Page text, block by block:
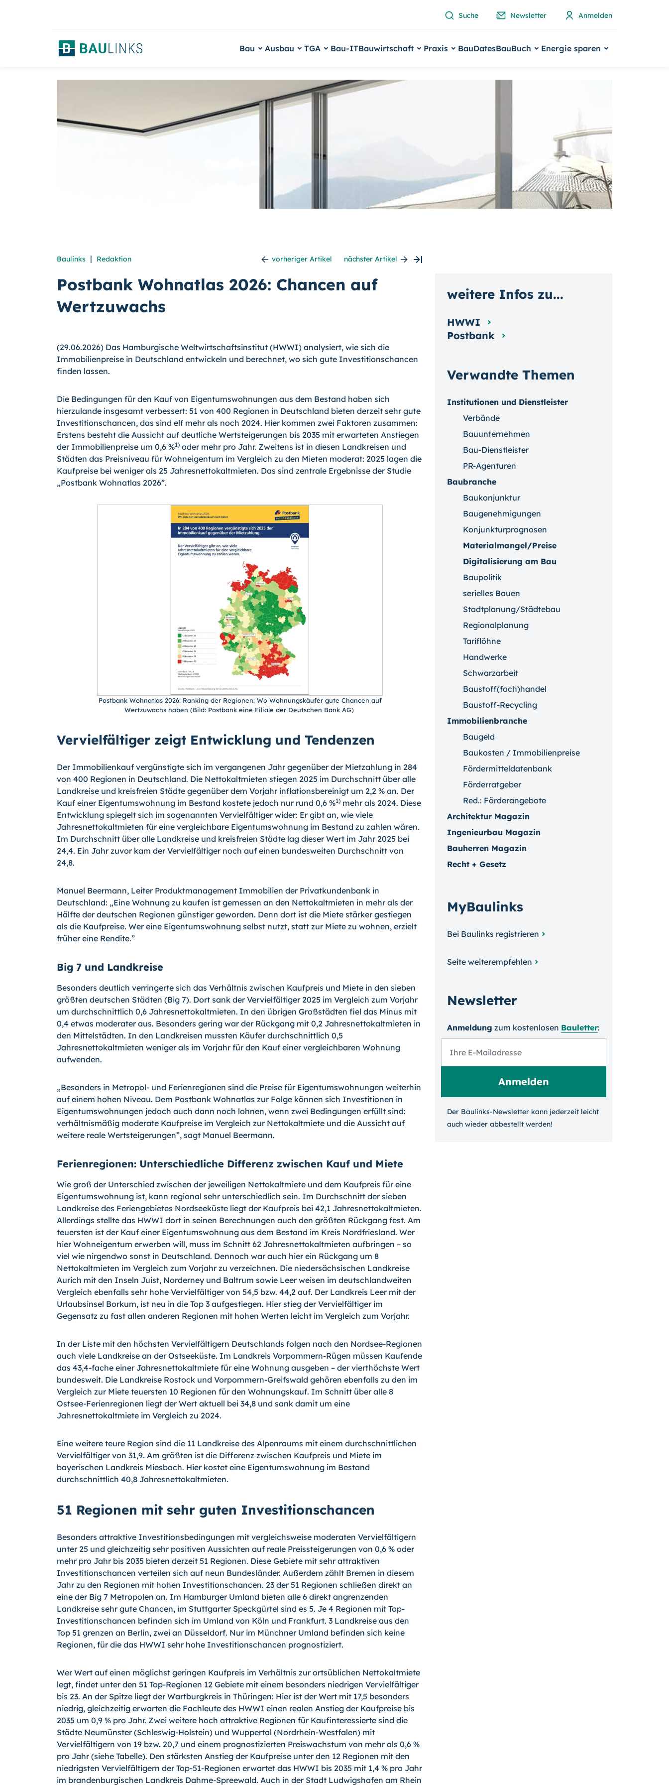
Suche Newsletter Anmelden
Bau Ausbau TGA Bau-ITBauwirtschaft Praxis BauDatesBauBuch Energie sparen
Baulinks | Redaktion vorheriger Artikel nächster Artikel
Postbank Wohnatlas 2026: Chancen auf
Wertzuwachs
(29.06.2026) Das Hamburgische Weltwirtschaftsinstitut (HWWI) analysiert, wie sich die
Immobilienpreise in Deutschland entwickeln und berechnet, wo sich gute Investitionschancen
finden lassen.
Die Bedingungen für den Kauf von Eigentumswohnungen aus dem Bestand haben sich
hierzulande insgesamt verbessert: 51 von 400 Regionen in Deutschland bieten derzeit sehr gute
Investitionschancen, das sind elf mehr als noch 2024. Hier kommen zwei Faktoren zusammen:
Erstens besteht die Aussicht auf deutliche Wertsteigerungen bis 2035 mit erwarteten Anstiegen
der Immobilienpreise um 0,6 %1) oder mehr pro Jahr. Zweitens ist in diesen Landkreisen und
Städten das Preisniveau für Wohneigentum im Vergleich zu den Mieten moderat: 2025 lagen die
Kaufpreise bei weniger als 25 Jahresnettokaltmieten. Das sind zentrale Ergebnisse der Studie
„Postbank Wohnatlas 2026”.
Postbank Wohnatlas 2026: Ranking der Regionen: Wo Wohnungskäufer gute Chancen auf
Wertzuwachs haben (Bild: Postbank eine Filiale der Deutschen Bank AG)
Vervielfältiger zeigt Entwicklung und Tendenzen
Der Immobilienkauf vergünstigte sich im vergangenen Jahr gegenüber der Mietzahlung in 284
von 400 Regionen in Deutschland. Die Nettokaltmieten stiegen 2025 im Durchschnitt über alle
Landkreise und kreisfreien Städte gegenüber dem Vorjahr inflationsbereinigt um 2,2 % an. Der
Kauf einer Eigentumswohnung im Bestand kostete jedoch nur rund 0,6 %1) mehr als 2024. Diese
Entwicklung spiegelt sich im sogenannten Vervielfältiger wider: Er gibt an, wie viele
Jahresnettokaltmieten für eine vergleichbare Eigentumswohnung im Bestand zu zahlen wären.
Im Durchschnitt über alle Landkreise und kreisfreien Städte lag dieser Wert im Jahr 2025 bei
24,4. Ein Jahr zuvor kam der Vervielfältiger noch auf einen bundesweiten Durchschnitt von
24,8.
Manuel Beermann, Leiter Produktmanagement Immobilien der Privatkundenbank in
Deutschland: „Eine Wohnung zu kaufen ist gemessen an den Nettokaltmieten in mehr als der
Hälfte der deutschen Regionen günstiger geworden. Denn dort ist die Miete stärker gestiegen
als die Kaufpreise. Wer eine Eigentumswohnung selbst nutzt, statt zur Miete zu wohnen, erzielt
früher eine Rendite.”
Big 7 und Landkreise
Besonders deutlich verringerte sich das Verhältnis zwischen Kaufpreis und Miete in den sieben
größten deutschen Städten (Big 7). Dort sank der Vervielfältiger 2025 im Vergleich zum Vorjahr
um durchschnittlich 0,6 Jahresnettokaltmieten. In den übrigen Großstädten fiel das Minus mit
0,4 etwas moderater aus. Besonders gering war der Rückgang mit 0,2 Jahresnettokaltmieten in
den Mittelstädten. In den Landkreisen mussten Käufer durchschnittlich 0,5
Jahresnettokaltmieten weniger als im Vorjahr für den Kauf einer vergleichbaren Wohnung
aufwenden.
„Besonders in Metropol- und Ferienregionen sind die Preise für Eigentumswohnungen weiterhin
auf einem hohen Niveau. Dem Postbank Wohnatlas zur Folge können sich Investitionen in
Eigentumswohnungen jedoch auch dann noch lohnen, wenn zwei Bedingungen erfüllt sind:
verhältnismäßig moderate Kaufpreise im Vergleich zur Nettokaltmiete und die Aussicht auf
weitere reale Wertsteigerungen”, sagt Manuel Beermann.
Ferienregionen: Unterschiedliche Differenz zwischen Kauf und Miete
Wie groß der Unterschied zwischen der jeweiligen Nettokaltmiete und dem Kaufpreis für eine
Eigentumswohnung ist, kann regional sehr unterschiedlich sein. Im Durchschnitt der sieben
Landkreise des Feriengebietes Nordseeküste liegt der Kaufpreis bei 42,1 Jahresnettokaltmieten.
Allerdings stellte das HWWI dort in seinen Berechnungen auch den größten Rückgang fest. Am
teuersten ist der Kauf einer Eigentumswohnung aus dem Bestand im Kreis Nordfriesland. Wer
hier Wohneigentum erwerben will, muss im Schnitt 62 Jahresnettokaltmieten aufbringen – so
viel wie nirgendwo sonst in Deutschland. Dennoch war auch hier ein Rückgang um 8
Nettokaltmieten im Vergleich zum Vorjahr zu verzeichnen. Die niedersächsischen Landkreise
Aurich mit den Inseln Juist, Norderney und Baltrum sowie Leer weisen im deutschlandweiten
Vergleich ebenfalls sehr hohe Vervielfältiger von 54,5 bzw. 44,2 auf. Der Landkreis Leer mit der
Urlaubsinsel Borkum, ist neu in die Top 3 aufgestiegen. Hier stieg der Vervielfältiger im
Gegensatz zu fast allen anderen Regionen mit hohen Werten leicht im Vergleich zum Vorjahr.
In der Liste mit den höchsten Vervielfältigern Deutschlands folgen nach den Nordsee-Regionen
auch viele Landkreise an der Ostseeküste. Im Landkreis Vorpommern-Rügen müssen Kaufende
das 43,4-fache einer Jahresnettokaltmiete für eine Wohnung ausgeben – der vierthöchste Wert
bundesweit. Die Landkreise Rostock und Vorpommern-Greifswald gehören ebenfalls zu den im
Vergleich zur Miete teuersten 10 Regionen für den Wohnungskauf. Im Schnitt über alle 8
Ostsee-Ferienregionen liegt der Wert aktuell bei 34,8 und sank damit um eine
Jahresnettokaltmiete im Vergleich zu 2024.
Eine weitere teure Region sind die 11 Landkreise des Alpenraums mit einem durchschnittlichen
Vervielfältiger von 31,9. Am größten ist die Differenz zwischen Kaufpreis und Miete im
bayerischen Landkreis Miesbach. Hier kostet eine Eigentumswohnung im Bestand
durchschnittlich 40,8 Jahresnettokaltmieten.
51 Regionen mit sehr guten Investitionschancen
Besonders attraktive Investitionsbedingungen mit vergleichsweise moderaten Vervielfältigern
unter 25 und gleichzeitig sehr positiven Aussichten auf reale Preissteigerungen von 0,6 % oder
mehr pro Jahr bis 2035 bieten derzeit 51 Regionen. Diese Gebiete mit sehr attraktiven
Investitionschancen verteilen sich auf neun Bundesländer. Außerdem zählt Bremen in diesem
Jahr zu den Regionen mit hohen Investitionschancen. 23 der 51 Regionen schließen direkt an
eine der Big 7 Metropolen an. Im Hamburger Umland bieten alle 6 direkt angrenzenden
Landkreise sehr gute Chancen, im Stuttgarter Speckgürtel sind es 5. Je 4 Regionen mit Top-
Investitionschancen befinden sich im Umland von Köln und Frankfurt. 3 Landkreise aus den
Top 51 grenzen an Berlin, zwei an Düsseldorf. Nur im Münchner Umland befinden sich keine
Regionen, für die das HWWI sehr hohe Investitionschancen prognostiziert.
Wer Wert auf einen möglichst geringen Kaufpreis im Verhältnis zur ortsüblichen Nettokaltmiete
legt, findet unter den 51 Top-Regionen 12 Gebiete mit einem besonders niedrigen Vervielfältiger
bis 23. An der Spitze liegt der Wartburgkreis in Thüringen: Hier ist der Wert mit 17,5 besonders
niedrig, gleichzeitig erwarten die Fachleute des HWWI einen realen Anstieg der Kaufpreise bis
2035 um 0,9 % pro Jahr. Zwei weitere hoch attraktive Regionen für Kaufinteressierte sind die
Städte Neumünster (Schleswig-Holstein) und Wuppertal (Nordrhein-Westfalen) mit
Vervielfältigern von 19 bzw. 20,7 und einem prognostizierten Preiswachstum von mehr als 0,6 %
pro Jahr (siehe Tabelle). Den stärksten Anstieg der Kaufpreise unter den 12 Regionen mit den
niedrigsten Vervielfältigern der Top-51-Regionen erwartet das HWWI bis 2035 mit 1,4 % pro Jahr
im brandenburgischen Landkreis Dahme-Spreewald. Auch in der Stadt Ludwigshafen am Rhein
Verwandte Themen
Institutionen und Dienstleister
Verbände
Bauunternehmen
Bau-Dienstleister
PR-Agenturen
Baubranche
Baukonjunktur
Baugenehmigungen
Konjunkturprognosen
Materialmangel/Preise
Digitalisierung am Bau
Baupolitik
serielles Bauen
Stadtplanung/Städtebau
Regionalplanung
Tariflöhne
Handwerke
Schwarzarbeit
Baustoff(fach)handel
Baustoff-Recycling
Immobilienbranche
Baugeld
Baukosten / Immobilienpreise
Fördermitteldatenbank
Förderratgeber
Red.: Förderangebote
Architektur Magazin
Ingenieurbau Magazin
Bauherren Magazin
Recht + Gesetz
MyBaulinks
Bei Baulinks registrieren
Seite weiterempfehlen
Newsletter
Anmeldung zum kosten­losen Bauletter:
Der Baulinks-Newsletter kann jeder­zeit leicht
auch wieder ab­bestellt werden!
weitere Infos zu...
HWWI
Postbank